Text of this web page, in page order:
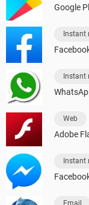
Google
Instant
Instant
Web
Adobe
Instant
Email